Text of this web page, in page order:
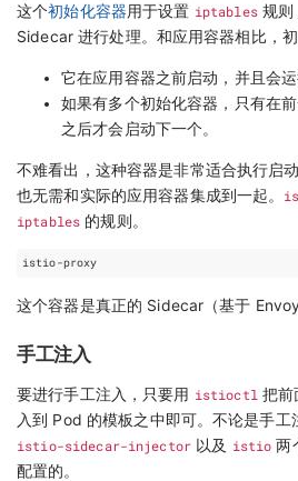
这个初始化容器用于设置 iptables规则
Sidecar 进行处理。和应用容器相比，
它在应用容器之前启动，并且会运
如果有多个初始化容器，只有在
之后才会启动下一个。
不难看出，这种容器是非常适合执行启
也无需和实际的应用容器集成到一起。
iptables 的规则。
这个容器是真正的 Sidecar（基于 Envoy
手工注入
要进行手工注入，只要用 istioctl 把前
入到 Pod 的模板之中即可。不论是手工
istio-sidecar-injector 以及 istio 两
配置的。